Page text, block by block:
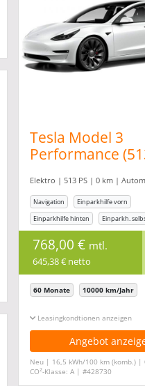
Tesla Model 3
Performance
Inclusive*
Elektro | 513 PS | 0 km |
Navigation
Einparkhilfe vorn
Einparkhilfe hinten
Einparkh.
768,00 € mtl.
645,38 € netto
60 Monate 10000 km/Jahr
Leasingkonditionen ein-/
Angebot
Neu | 16,5 kWh/100 km (komb.) |
CO2-Klasse: A | #428730